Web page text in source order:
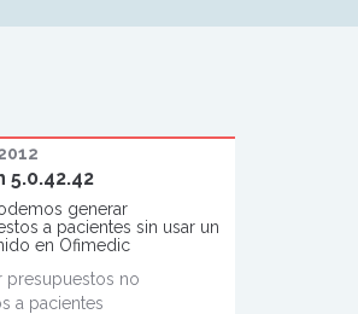
5.0.42.42
generar
a pacientes sin usar un
en Ofimedic
presupuestos no
a pacientes